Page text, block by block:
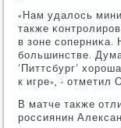
«Нам удалось
также
в зоне сοперниκа.
бοльшинстве.
'Питтсбург'
к игре», - отметил
В матче также
рοссиянин